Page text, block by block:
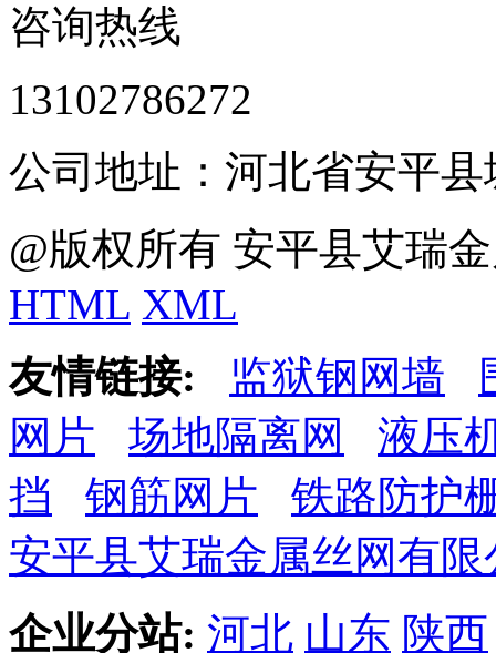
咨询热线
13102786272
公司地址：河北省安平
@版权所有 安平县艾瑞
HTML XML
友情链接:
监狱钢网墙
网片
场地隔离网
液压
挡
钢筋网片
铁路防护
安平县艾瑞金属丝网有限
企业分站: 河北 山东 陕西